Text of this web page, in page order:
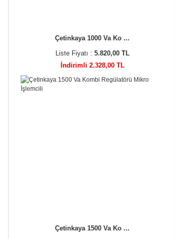
Çetinkaya 1000 Va Ko ...
Liste Fiyatı : 5.820,00 TL
İndirimli 2.328,00 TL
Çetinkaya 1500 Va Ko ...